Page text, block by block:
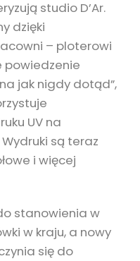
studio D’Ar.
dzięki
– ploterowi
powiedzenie
jak nigdy dotąd”,
UV na
są teraz
i więcej
stanowienia w
w kraju, a nowy
się do